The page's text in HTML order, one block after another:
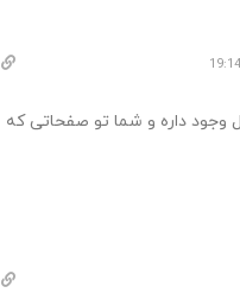
۵ ۶ صفحه جدول وجود داره و شما تو صفحاتی که